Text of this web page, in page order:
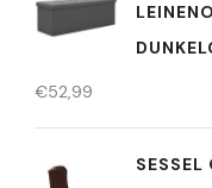
€52,99
SESSEL